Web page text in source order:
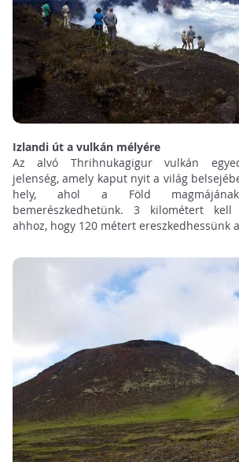
Izlandi út a vulkán mélyére
Az alvó Thrihnukagigur vulkán
jelenség, amely kaput nyit a világ
hely, ahol a Föld
bemerészkedhetünk. 3 kilométert
ahhoz, hogy 120 métert ereszkedhessünk